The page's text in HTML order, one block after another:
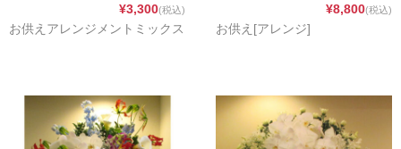
ブルー・パープル
ミックス・その他
スタイル
¥3,300(税込)
お供えアレンジメントミックス
¥8,800(税込)
お供え[アレンジ]